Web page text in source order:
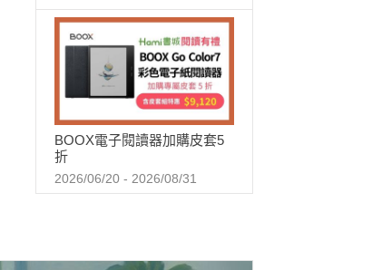
BOOX電子閱讀器加購皮套5
折
2026/06/20 - 2026/08/31